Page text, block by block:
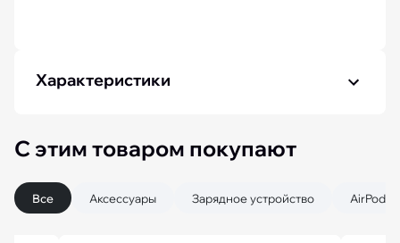
Характеристики
С этим товаром покупают
Все Аксессуары Зарядное устройство AirPods